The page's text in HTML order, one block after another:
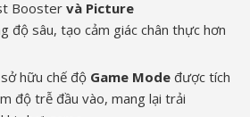
Booster và Picture
độ sâu, tạo cảm giác chân thực hơn
hữu chế độ Game Mode được tích
độ trễ đầu vào, mang lại trải